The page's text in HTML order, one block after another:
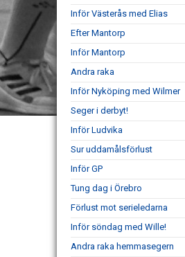
Inför Västerås med Elias
Efter Mantorp
Inför Mantorp
Andra raka
Inför Nyköping med Wilmer
Seger i derbyt!
Inför Ludvika
Sur uddamålsförlust
Inför GP
Tung dag i Örebro
Förlust mot serieledarna
Inför söndag med Wille!
Andra raka hemmasegern